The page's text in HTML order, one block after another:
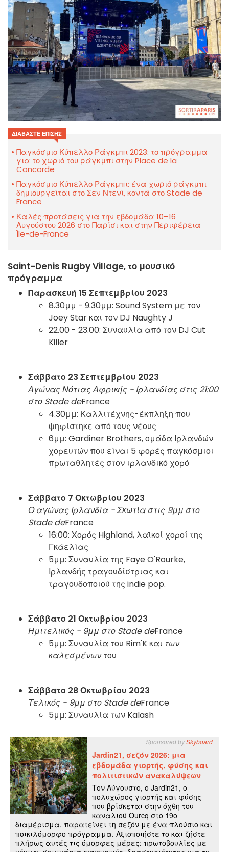
ΔΙΑΒΆΣΤΕ ΕΠΊΣΗΣ
Παγκόσμιο Κύπελλο Ράγκμπι 2023: το πρόγραμμα
για το χωριό του ράγκμπι στην Place de la
Concorde
Παγκόσμιο Κύπελλο Ράγκμπι: ένα χωριό ράγκμπι
δημιουργείται στο Σεν Ντενί, κοντά στο Stade de
France
Καλές προτάσεις για την εβδομάδα 10–16
Αυγούστου 2026 στο Παρίσι και στην Περιφέρεια
Île-de-France
Saint-Denis Rugby Village, το μουσικό
πρόγραμμα
Παρασκευή 15 Σεπτεμβρίου 2023
8.30μμ - 9.30μμ: Sound System με τον
Joey Star και τον DJ Naughty J
22.00 - 23.00: Συναυλία από τον DJ Cut
Killer
Σάββατο 23 Σεπτεμβρίου 2023
Αγώνας Νότιας Αφρικής - Ιρλανδίας στις 21:00
στο Stade deFrance
4.30μμ: Καλλιτέχνης-έκπληξη που
ψηφίστηκε από τους νέους
6μμ: Gardiner Brothers, ομάδα Ιρλανδών
χορευτών που είναι 5 φορές παγκόσμιοι
πρωταθλητές στον ιρλανδικό χορό
Σάββατο 7 Οκτωβρίου 2023
Ο αγώνας Ιρλανδία - Σκωτία στις 9μμ στο
Stade deFrance
16:00: Χορός Highland, λαϊκοί χοροί της
Γκάελίας
5μμ: Συναυλία της Faye O'Rourke,
Ιρλανδής τραγουδίστριας και
τραγουδοποιού της indie pop.
Σάββατο 21 Οκτωβρίου 2023
Ημιτελικός - 9μμ στο Stade deFrance
5μμ: Συναυλία του Rim'K και των
καλεσμένωντου
Σάββατο 28 Οκτωβρίου 2023
Τελικός - 9μμ στο Stade deFrance
5μμ: Συναυλία των Kalash